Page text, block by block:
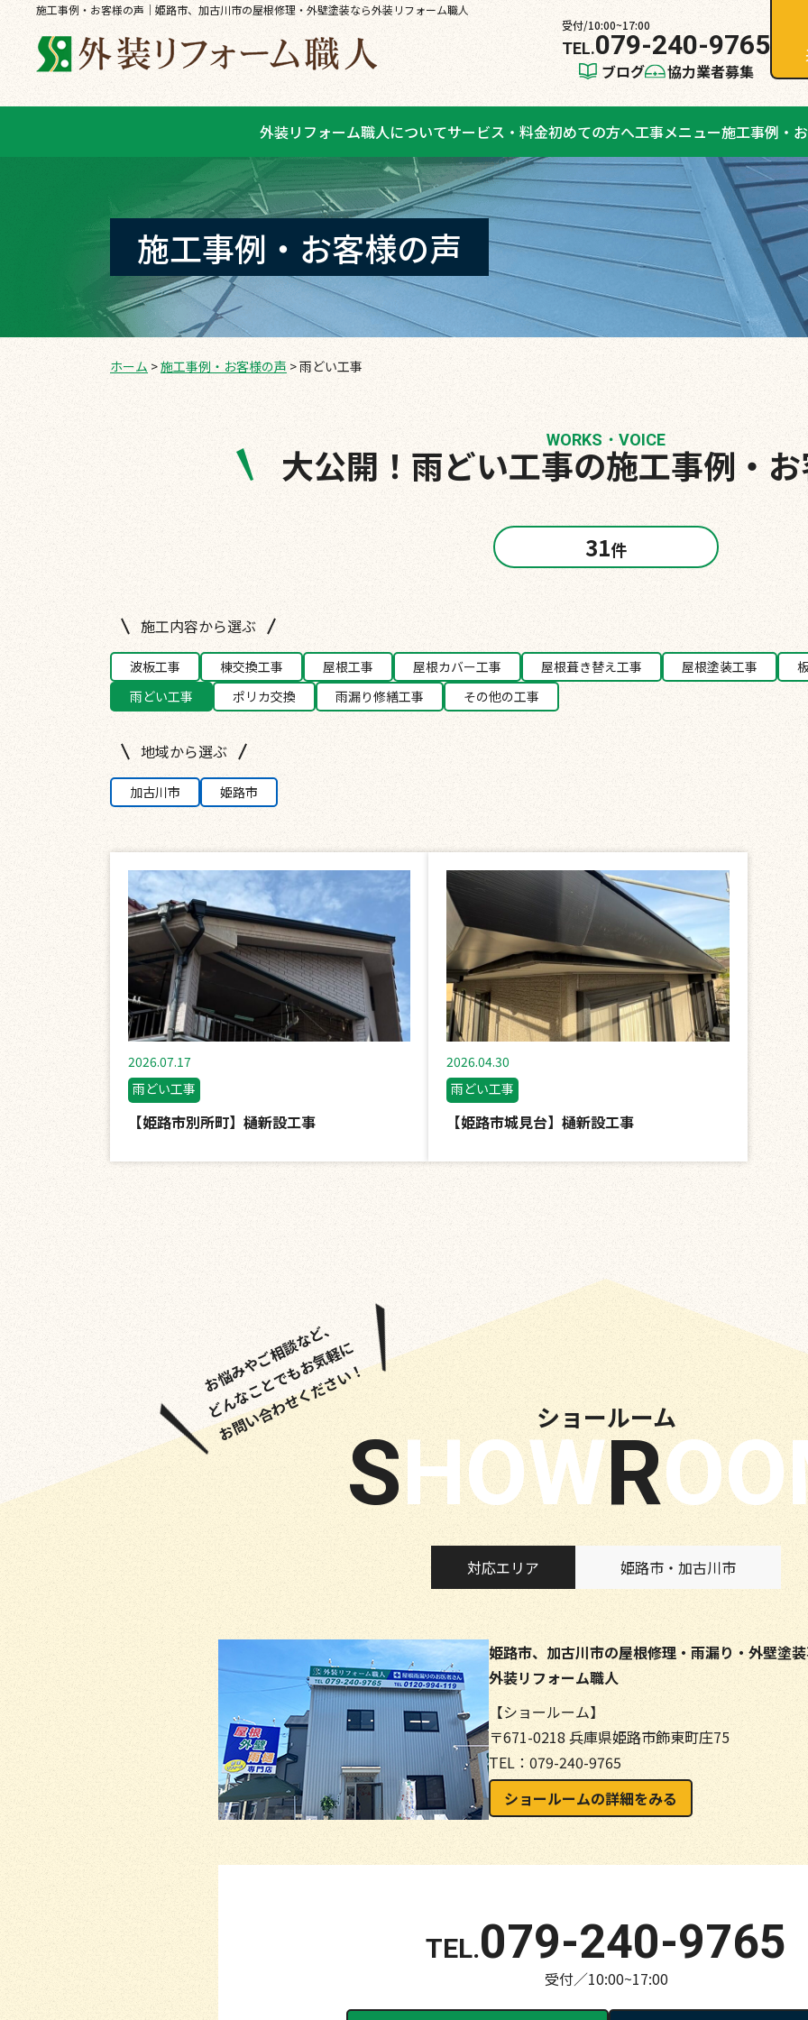
施工事例・お客様の声｜姫路市、加古川市の屋根修理・外壁塗装なら外装リフォーム職人
受付/10:00~17:00
079-240-9765
ブログ 協力業者募集
外装リフォーム職人についてサービス・料金初めての方へ工事メニュー施工事例・
施工事例・お客様の声
ホーム >施工事例・お客様の声 >雨どい工事
大公開！ 雨どい工事の施工事例・
WORKS・VOICE
31件
施工内容から選ぶ
波板工事 棟交換工事 屋根工事 屋根カバー工事 屋根葺き替え工事 屋根塗装工事
雨どい工事
ポリカ交換 雨漏り修繕工事 その他の工事
地域から選ぶ
加古川市 姫路市
2026.07.17
【姫路市別所町】樋新設工事
雨どい工事
2026.04.30
【姫路市城見台】樋新設工事
雨どい工事
お悩みやご相談など、
どんなことでもお気軽に
お問い合わせください！ ショールーム
SHOW
対応エリア 姫路市・加古川市
姫路市、加古川市の屋根修理・雨漏り・外壁塗
外装リフォーム職人
【ショールーム】
〒671-0218 兵庫県姫路市飾東町庄75
TEL：079-240-9765
ショールームの詳細をみる
079-240-9765
受付／10:00~17:00